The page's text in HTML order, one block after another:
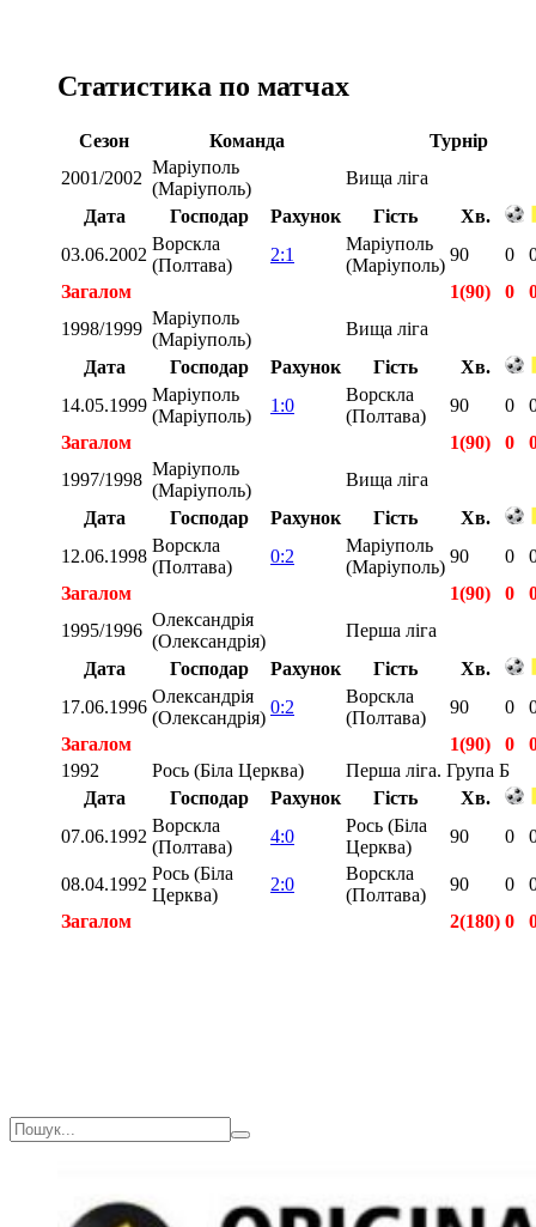
Статистика по матчах
Сезон Команда
Турнір
2001/2002
Маріуполь
(Маріуполь)
Вища ліга
Дата
Господар Рахунок Гість
Хв.
03.06.2002
Ворскла
(Полтава)
2:1
Маріуполь
(Маріуполь)
90 0
Загалом
1(90) 0
1998/1999
Маріуполь
(Маріуполь)
Вища ліга
Дата
Господар Рахунок Гість
Хв.
14.05.1999
Маріуполь
(Маріуполь)
1:0
Ворскла
(Полтава)
90 0
Загалом
1(90) 0
1997/1998
Маріуполь
(Маріуполь)
Вища ліга
Дата
Господар Рахунок Гість
Хв.
12.06.1998
Ворскла
(Полтава)
0:2
Маріуполь
(Маріуполь)
90 0
Загалом
1(90) 0
1995/1996
Олександрія
(Олександрія)
Перша ліга
Дата
Господар Рахунок Гість
Хв.
17.06.1996
Олександрія
(Олександрія)
0:2
Ворскла
(Полтава)
90 0
Загалом
1(90) 0
1992
Рось (Біла Церква)
Перша ліга. Група Б
Дата
Господар Рахунок Гість
Хв.
07.06.1992
Ворскла
(Полтава)
4:0
Рось (Біла
Церква)
90 0
08.04.1992
Рось (Біла
Церква)
2:0
Ворскла
(Полтава)
90 0
Загалом
2(180) 0